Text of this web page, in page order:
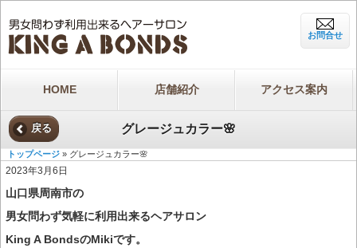
お問合せ
HOME 店舗紹介 アクセス案内
戻る グレージュカラー🌸
トップページ » グレージュカラー🌸
2023年3月6日
山口県周南市の
男女問わず気軽に利用出来るヘアサロン
King A BondsのMikiです。